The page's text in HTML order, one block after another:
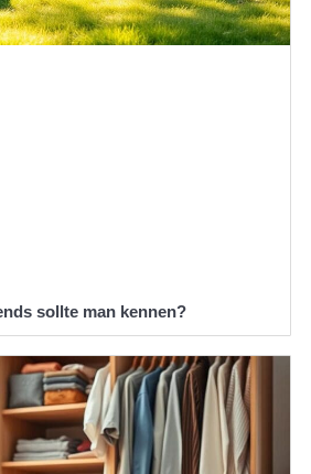
sollte man kennen?